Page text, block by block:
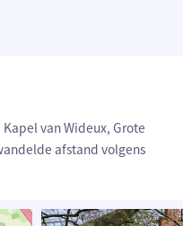
van Wideux, Grote
afstand volgens